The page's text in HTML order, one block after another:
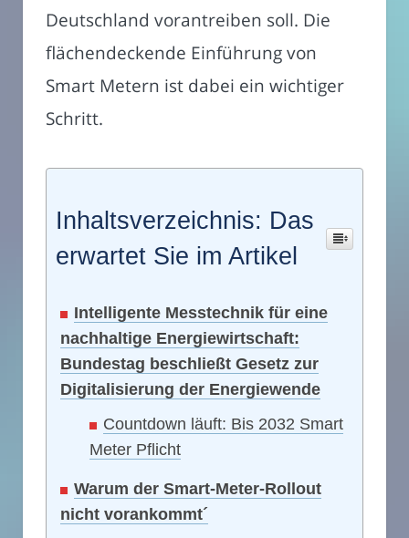
Deutschland vorantreiben soll. Die
flächendeckende Einführung von
Smart Metern ist dabei ein wichtiger
Schritt.
Inhaltsverzeichnis: Das
erwartet Sie im Artikel
Intelligente Messtechnik für eine
nachhaltige Energiewirtschaft:
Bundestag beschließt Gesetz zur
Digitalisierung der Energiewende
Countdown läuft: Bis 2032 Smart
Meter Pflicht
Warum der Smart-Meter-Rollout
nicht vorankommt´